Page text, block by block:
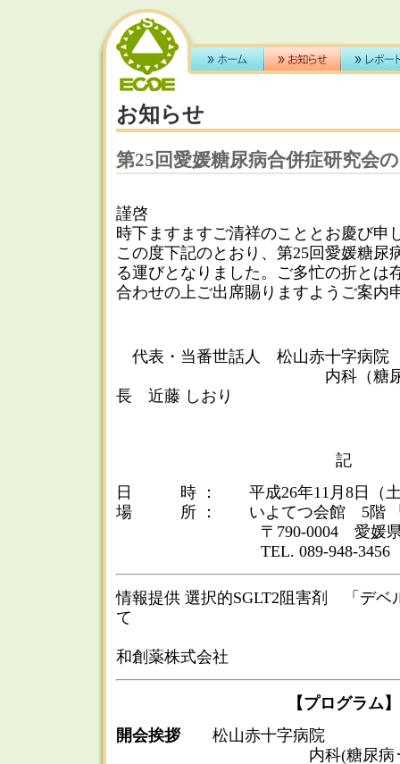
お知らせ
第25回愛媛糖尿病合併症研究会
謹啓
時下ますますご清祥のこととお慶び申
この度下記のとおり、第25回愛媛糖尿
る運びとなりました。ご多忙の折とは
合わせの上ご出席賜りますようご案内
代表・当番世話人 松山赤十字病
内科（糖尿病･代謝
長 近藤 しおり
記
日 時 ： 平成26年11月8日（土
場 所 ： いよてつ会館 5階 「ク
〒790-0004 愛媛県松山
TEL. 089-948-3456
情報提供 選択的SGLT2阻害剤 「デ
て
和創薬株式会社
【プログラム】
開会挨拶松山赤十字病院
内科(糖尿病･代謝内